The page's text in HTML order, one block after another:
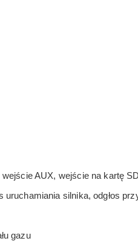
AUX, wejście na kartę SD
uruchamiania silnika, odgłos
gazu